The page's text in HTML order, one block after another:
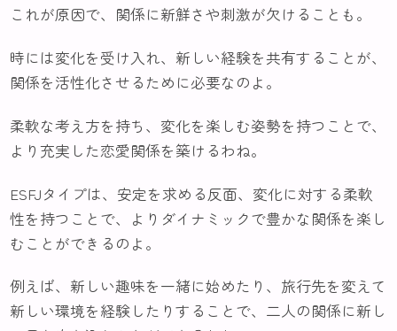
これが原因で、関係に新鮮さや刺激が欠けることも。
時には変化を受け入れ、新しい経験を共有することが、
関係を活性化させるために必要なのよ。
柔軟な考え方を持ち、変化を楽しむ姿勢を持つことで、
より充実した恋愛関係を築けるわね。
ESFJタイプは、安定を求める反面、変化に対する柔軟
性を持つことで、よりダイナミックで豊かな関係を楽し
むことができるのよ。
例えば、新しい趣味を一緒に始めたり、旅行先を変えて
新しい環境を経験したりすることで、二人の関係に新し